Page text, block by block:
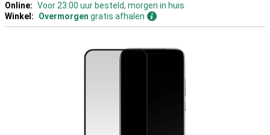
Online: Voor 23:00 uur besteld, morgen in huis
Winkel:
Overmorgen gratis afhalen